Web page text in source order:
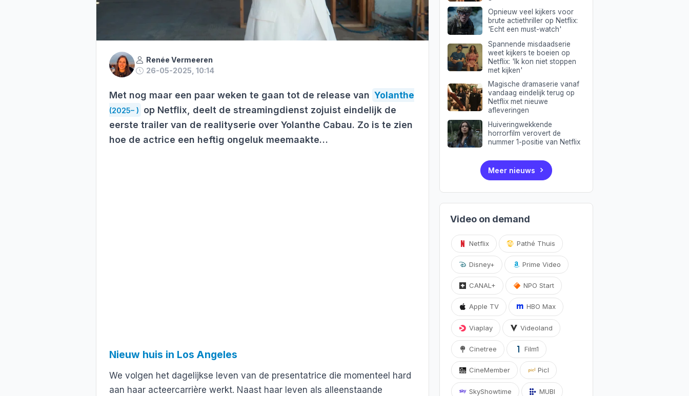
Renée Vermeeren
26-05-2025, 10:14
Met nog maar een paar weken te gaan tot de release van Yolanthe
(2025– )
op Netflix, deelt de streamingdienst zojuist eindelijk de
eerste trailer van de realityserie over Yolanthe Cabau. Zo is te zien
hoe de actrice een heftig ongeluk meemaakte…
Nieuw huis in Los Angeles
We volgen het dagelijkse leven van de presentatrice die momenteel hard
aan haar acteercarrière werkt. Naast haar leven als alleenstaande
Opnieuw veel kijkers voor
brute actiethriller op Netflix:
'Echt een must-watch'
Spannende misdaadserie
weet kijkers te boeien op
Netflix: 'Ik kon niet stoppen
met kijken'
Magische dramaserie vanaf
vandaag eindelijk terug op
Netflix met nieuwe
afleveringen
Huiveringwekkende
horrorfilm verovert de
nummer 1-positie van Netflix
Meer nieuws
Video on demand
Netflix Pathé Thuis
Disney+ Prime Video
CANAL+ NPO Start
Apple TV HBO Max
Viaplay Videoland
Cinetree Film1
CineMember Picl
SkyShowtime MUBI